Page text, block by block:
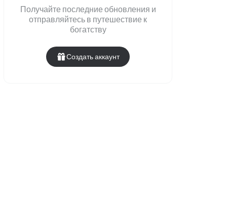
Получайте последние обновления и
отправляйтесь в путешествие к
богатству
Создать аккаунт